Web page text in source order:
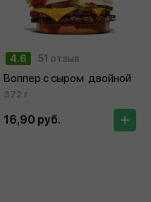
4.6 51 отзыв
Воппер с сыром двойной
372 г
16,90 руб.